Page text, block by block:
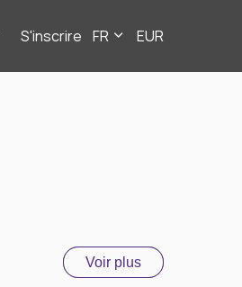
S'inscrire FR EUR
Voir plus